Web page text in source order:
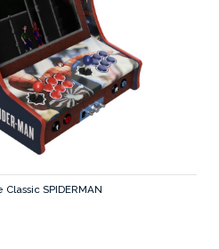
SPIDERMAN